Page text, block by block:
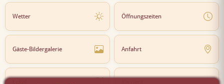
Wetter Öffnungszeiten
Gäste-Bildergalerie Anfahrt